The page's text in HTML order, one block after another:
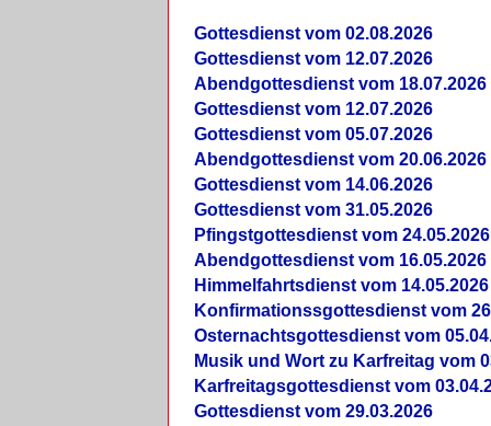
Gottesdienst vom 02.08.2026
Gottesdienst vom 12.07.2026
Abendgottesdienst vom 18.07.2026
Gottesdienst vom 12.07.2026
Gottesdienst vom 05.07.2026
Abendgottesdienst vom 20.06.2026
Gottesdienst vom 14.06.2026
Gottesdienst vom 31.05.2026
Pfingstgottesdienst vom 24.05.2026
Abendgottesdienst vom 16.05.2026
Himmelfahrtsdienst vom 14.05.2026
Konfirmationssgottesdienst vom
Osternachtsgottesdienst vom
Musik und Wort zu Karfreitag vom
Karfreitagsgottesdienst vom
Gottesdienst vom 29.03.2026